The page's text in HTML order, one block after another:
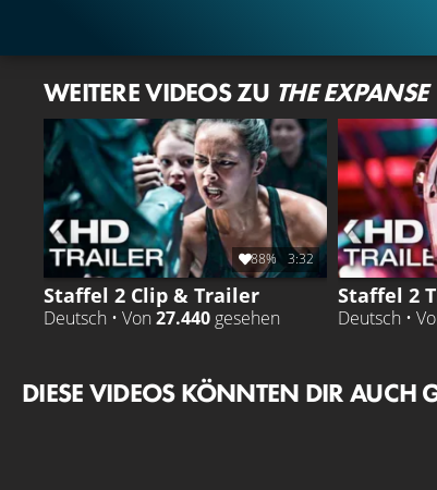
WEITERE VIDEOS ZU THE EXPANSE
88% 3:32
Staffel 2 Clip & Trailer
Deutsch • Von 27.440 gesehen
Staffel 2
Deutsch •
DIESE VIDEOS KÖNNTEN DIR AUCH